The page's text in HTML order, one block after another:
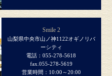
Smile 2
山梨県中央市山ノ神1122オギノリバ
ーシティ
電話：055-278-5618
fax.055-278-5619
営業時間：10:00～20:00